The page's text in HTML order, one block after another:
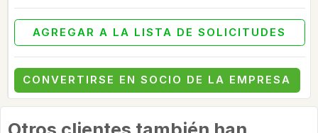
AGREGAR A LA LISTA DE SOLICITUDES
CONVERTIRSE EN SOCIO DE LA EMPRESA